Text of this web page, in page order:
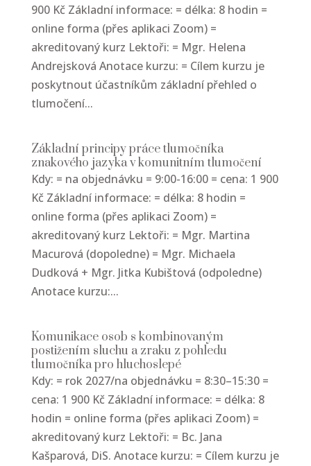
900 Kč Základní informace: = délka: 8 hodin =
online forma (přes aplikaci Zoom) =
akreditovaný kurz Lektoři: = Mgr. Helena
Andrejsková Anotace kurzu: = Cílem kurzu je
poskytnout účastníkům základní přehled o
tlumočení...
Základní principy práce tlumočníka
znakového jazyka v komunitním tlumočení
Kdy: = na objednávku = 9:00-16:00 = cena: 1 900
Kč Základní informace: = délka: 8 hodin =
online forma (přes aplikaci Zoom) =
akreditovaný kurz Lektoři: = Mgr. Martina
Macurová (dopoledne) = Mgr. Michaela
Dudková + Mgr. Jitka Kubištová (odpoledne)
Anotace kurzu:...
Komunikace osob s kombinovaným
postižením sluchu a zraku z pohledu
tlumočníka pro hluchoslepé
Kdy: = rok 2027/na objednávku = 8:30–15:30 =
cena: 1 900 Kč Základní informace: = délka: 8
hodin = online forma (přes aplikaci Zoom) =
akreditovaný kurz Lektoři: = Bc. Jana
Kašparová, DiS. Anotace kurzu: = Cílem kurzu je